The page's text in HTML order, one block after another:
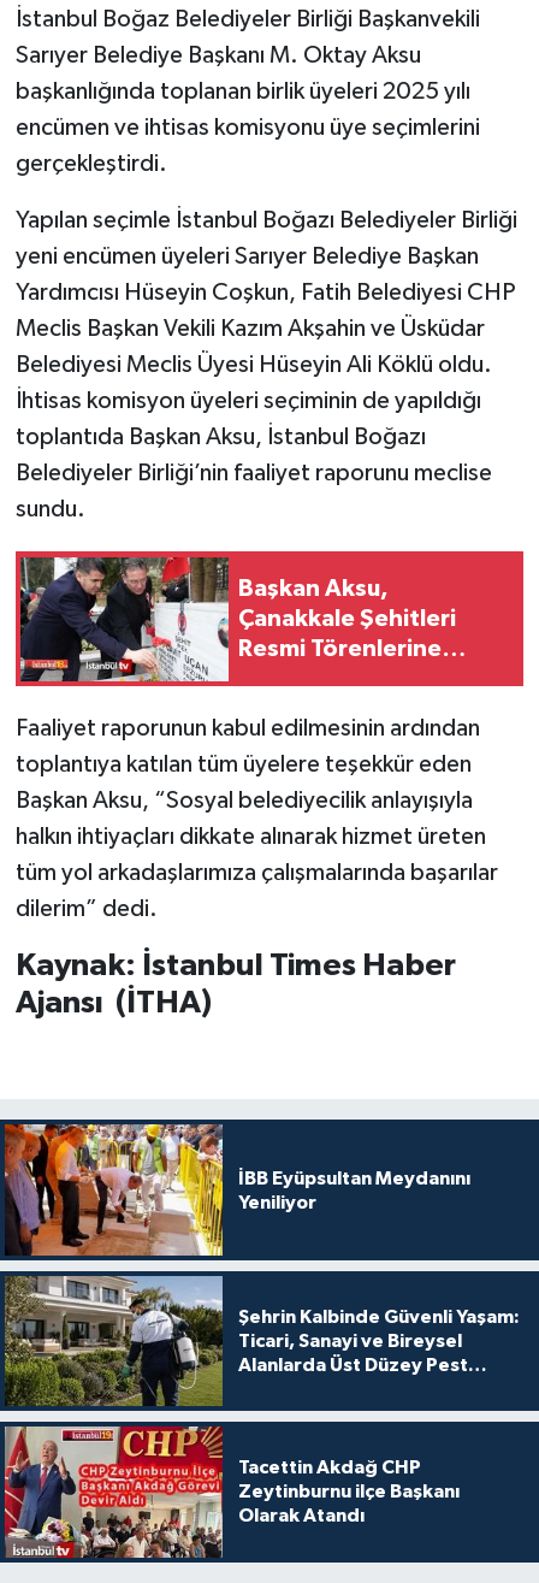
İstanbul Boğaz Belediyeler Birliği Başkanvekili
Sarıyer Belediye Başkanı M. Oktay Aksu
başkanlığında toplanan birlik üyeleri 2025 yılı
encümen ve ihtisas komisyonu üye seçimlerini
gerçekleştirdi.
Yapılan seçimle İstanbul Boğazı Belediyeler Birliği
yeni encümen üyeleri Sarıyer Belediye Başkan
Yardımcısı Hüseyin Coşkun, Fatih Belediyesi CHP
Meclis Başkan Vekili Kazım Akşahin ve Üsküdar
Belediyesi Meclis Üyesi Hüseyin Ali Köklü oldu.
İhtisas komisyon üyeleri seçiminin de yapıldığı
toplantıda Başkan Aksu, İstanbul Boğazı
Belediyeler Birliği’nin faaliyet raporunu meclise
sundu.
Başkan Aksu,
Çanakkale Şehitleri
Resmi Törenlerine
Faaliyet raporunun kabul edilmesinin ardından
toplantıya katılan tüm üyelere teşekkür eden
Başkan Aksu, “Sosyal belediyecilik anlayışıyla
halkın ihtiyaçları dikkate alınarak hizmet üreten
tüm yol arkadaşlarımıza çalışmalarında başarılar
dilerim” dedi.
Kaynak: İstanbul Times Haber
Ajansı (İTHA)
İBB Eyüpsultan Meydanını
Yeniliyor
Şehrin Kalbinde Güvenli Yaşam:
Ticari, Sanayi ve Bireysel
Alanlarda Üst Düzey Pest
Tacettin Akdağ CHP
Zeytinburnu ilçe Başkanı
Olarak Atandı